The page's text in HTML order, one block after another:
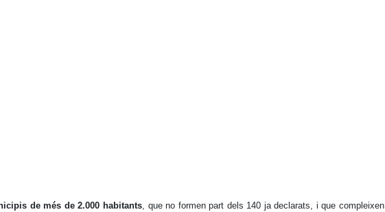
de més de 2.000 habitants, que no formen part dels 140 ja declarats, i que compleixen